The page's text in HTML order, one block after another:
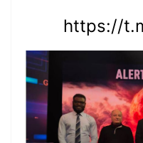
https://